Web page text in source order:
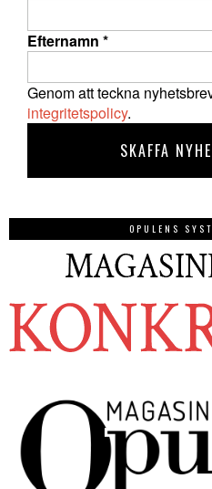
Efternamn *
Genom att teckna
integritetspolicy.
OPULENS